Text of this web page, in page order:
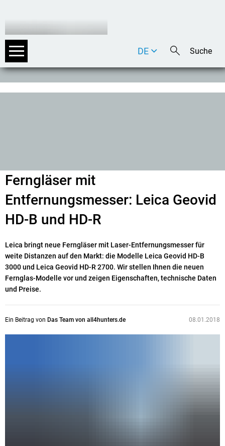
DE
EN
Ferngläser mit
Entfernungsmesser: Leica Geovid
HD-B und HD-R
Leica bringt neue Ferngläser mit Laser-Entfernungsmesser für
weite Distanzen auf den Markt: die Modelle Leica Geovid HD-B
3000 und Leica Geovid HD-R 2700. Wir stellen Ihnen die neuen
Fernglas-Modelle vor und zeigen Eigenschaften, technische Daten
und Preise.
Ein Beitrag von Das Team von all4hunters.de 08.01.2018